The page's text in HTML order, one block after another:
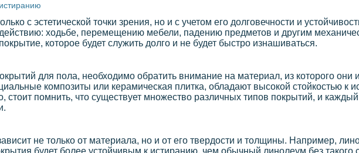
с эстетической точки зрения, но и с учетом его долговечности и
ходьбе, перемещению мебели, падению предметов и другим
которое будет служить долго и не будет быстро изнашиваться.
для пола, необходимо обратить внимание на материал, из которого они
композиты или керамическая плитка, обладают высокой стойкостью к
помнить, что существует множество различных типов покрытий, и
не только от материала, но и от его твердости и толщины. Например,
будет более устойчивым к истиранию, чем обычный линолеум без такого